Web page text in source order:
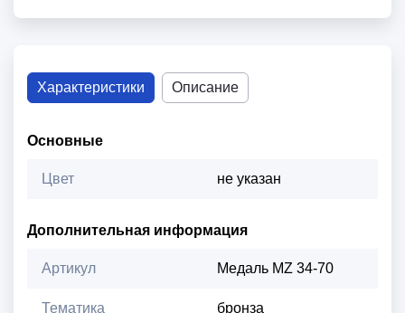
Характеристики Описание
Основные
Цвет не указан
Дополнительная информация
Артикул Медаль MZ 34-70
Тематика бронза